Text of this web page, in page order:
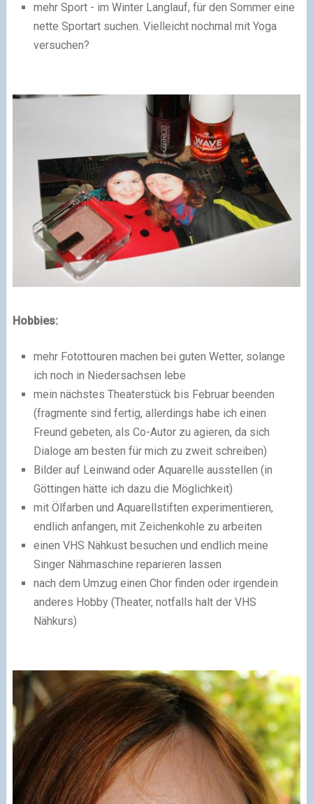
mehr Sport - im Winter Langlauf, für den Sommer eine
nette Sportart suchen. Vielleicht nochmal mit Yoga
versuchen?
Hobbies:
mehr Fotottouren machen bei guten Wetter, solange
ich noch in Niedersachsen lebe
mein nächstes Theaterstück bis Februar beenden
(fragmente sind fertig, allerdings habe ich einen
Freund gebeten, als Co-Autor zu agieren, da sich
Dialoge am besten für mich zu zweit schreiben)
Bilder auf Leinwand oder Aquarelle ausstellen (in
Göttingen hätte ich dazu die Möglichkeit)
mit Ölfarben und Aquarellstiften experimentieren,
endlich anfangen, mit Zeichenkohle zu arbeiten
einen VHS Nähkust besuchen und endlich meine
Singer Nähmaschine reparieren lassen
nach dem Umzug einen Chor finden oder irgendein
anderes Hobby (Theater, notfalls halt der VHS
Nähkurs)